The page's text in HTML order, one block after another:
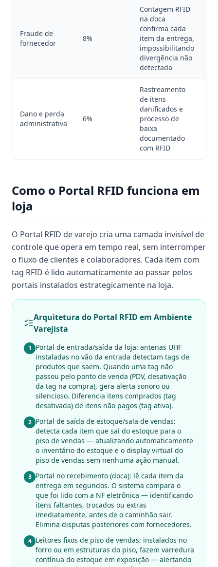
Fraude de
fornecedor
8%
Contagem RFID
na doca
confirma cada
item da entrega,
impossibilitando
divergência não
detectada
Dano e perda
administrativa
6%
Rastreamento
de itens
danificados e
processo de
baixa
documentado
com RFID
Como o Portal RFID funciona em
loja
O Portal RFID de varejo cria uma camada invisível de
controle que opera em tempo real, sem interromper
o fluxo de clientes e colaboradores. Cada item com
tag RFID é lido automaticamente ao passar pelos
portais instalados estrategicamente na loja.
Arquitetura do Portal RFID em Ambiente
Varejista
1
Portal de entrada/saída da loja: antenas UHF
instaladas no vão da entrada detectam tags de
produtos que saem. Quando uma tag não
passou pelo ponto de venda (PDV, desativação
da tag na compra), gera alerta sonoro ou
silencioso. Diferencia itens comprados (tag
desativada) de itens não pagos (tag ativa).
2 Portal de saída de estoque/sala de vendas:
detecta cada item que sai do estoque para o
piso de vendas — atualizando automaticamente
o inventário do estoque e o display virtual do
piso de vendas sem nenhuma ação manual.
3 Portal no recebimento (doca): lê cada item da
entrega em segundos. O sistema compara o
que foi lido com a NF eletrônica — identificando
itens faltantes, trocados ou extras
imediatamente, antes de o caminhão sair.
Elimina disputas posteriores com fornecedores.
4 Leitores fixos de piso de vendas: instalados no
forro ou em estruturas do piso, fazem varredura
contínua do estoque em exposição — alertando